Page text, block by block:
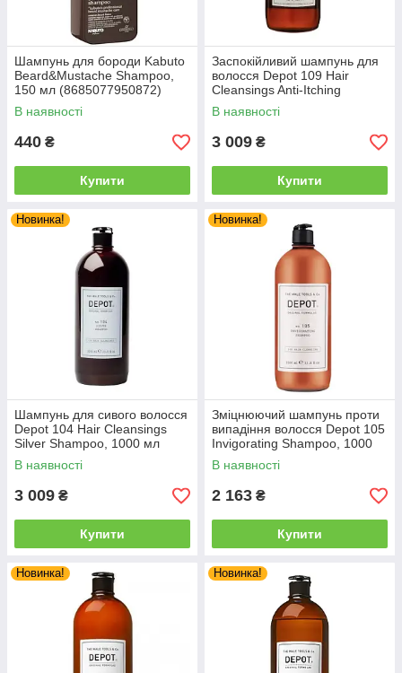
Шампунь для бороди Kabuto
Beard&Mustache Shampoo,
150 мл (8685077950872)
В наявності
440 ₴
Купити
Заспокійливий шампунь для
волосся Depot 109 Hair
Cleansings Anti-Itching
Soothing Shampoo, 1000 мл
(007679)
В наявності
3 009 ₴
Купити
Новинка!
Шампунь для сивого волосся
Depot 104 Hair Cleansings
Silver Shampoo, 1000 мл
(011057)
В наявності
3 009 ₴
Купити
Новинка!
Зміцнюючий шампунь проти
випадіння волосся Depot 105
Invigorating Shampoo, 1000
мл (011842)
В наявності
2 163 ₴
Купити
Новинка! Новинка!